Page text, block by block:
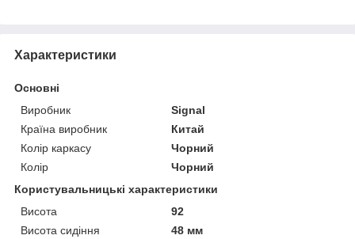
Характеристики
Основні
Виробник
Signal
Країна виробник
Китай
Колір каркасу
Чорний
Колір
Чорний
Користувальницькі характеристики
Висота
92
Висота сидіння
48 мм